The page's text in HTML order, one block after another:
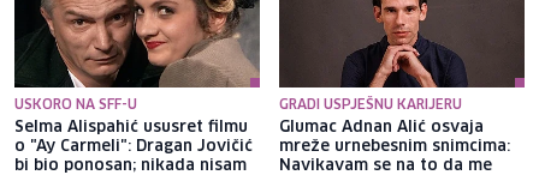
USKORO NA SFF-U
Selma Alispahić ususret filmu
o "Ay Carmeli": Dragan Jovičić
bi bio ponosan; nikada nisam
GRADI USPJEŠNU KARIJERU
Glumac Adnan Alić osvaja
mreže urnebesnim snimcima:
Navikavam se na to da me